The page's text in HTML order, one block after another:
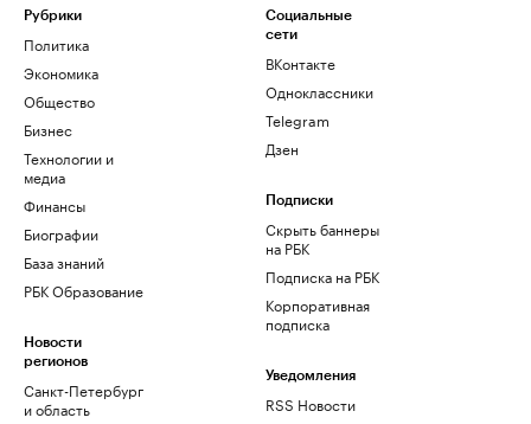
Рубрики
Политика
Экономика
Общество
Бизнес
Технологии и
медиа
Финансы
Биографии
База знаний
РБК Образование
Новости
регионов
Санкт-Петербург
и область
Социальные
сети
ВКонтакте
Одноклассники
Telegram
Дзен
Подписки
Скрыть баннеры
на РБК
Подписка на РБК
Корпоративная
подписка
Уведомления
RSS Новости